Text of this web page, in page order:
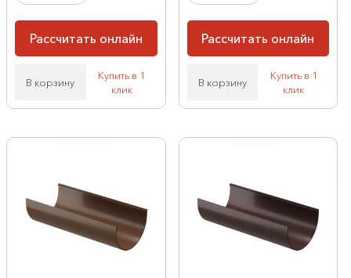
Рассчитать онлайн
В корзину
Купить в 1
клик
Рассчитать онлайн
В корзину
Купить в 1
клик